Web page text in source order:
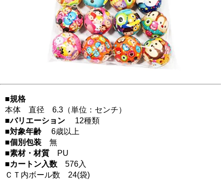
■規格
本体 直径 6.3（単位：センチ）
■バリエーション 12種類
■対象年齢 6歳以上
■個別包装 無
■素材・材質 PU
■カートン入数 576入
ＣＴ内ボール数 24(袋)